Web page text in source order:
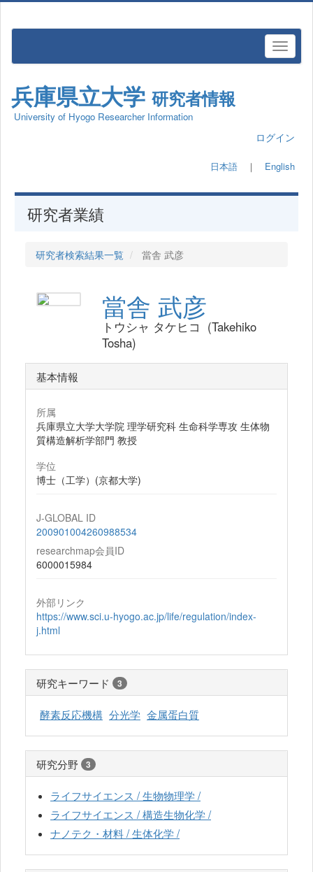
兵庫県立大学 研究者情報
University of Hyogo Researcher Information
ログイン
日本語 ｜ English
研究者業績
研究者検索結果一覧 當舎 武彦
當舎 武彦
トウシャ タケヒコ (Takehiko
Tosha)
基本情報
所属
兵庫県立大学大学院 理学研究科 生命科学専攻 生体物
質構造解析学部門 教授
学位
博士（工学）(京都大学)
J-GLOBAL ID
200901004260988534
researchmap会員ID
6000015984
外部リンク
https://www.sci.u-hyogo.ac.jp/life/regulation/index-
j.html
研究キーワード 3
酵素反応機構 分光学 金属蛋白質
研究分野 3
ライフサイエンス / 生物物理学 /
ライフサイエンス / 構造生物化学 /
ナノテク・材料 / 生体化学 /